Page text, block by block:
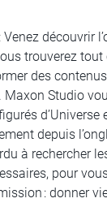
découvrir
trouverez
des
Studio
d’Universe
depuis
à rechercher
pour
: donner